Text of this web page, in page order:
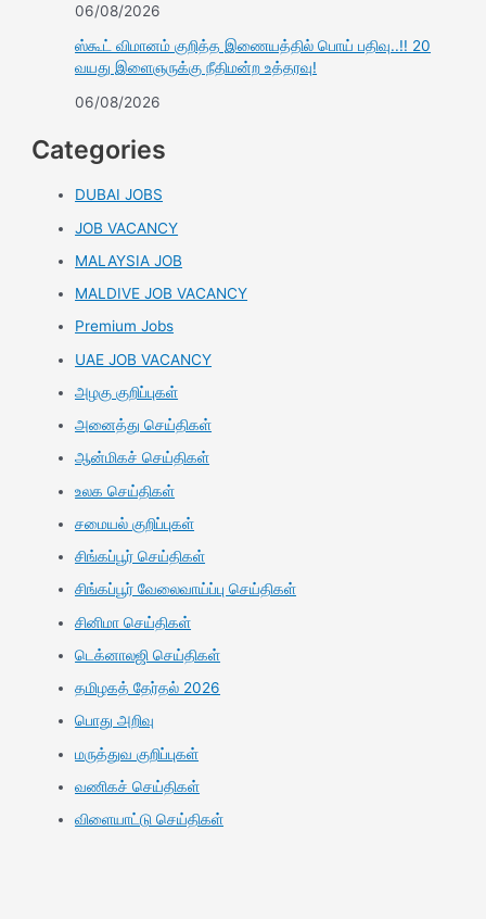
06/08/2026
ஸ்கூட் விமானம் குறித்த இணையத்தில் பொய் பதிவு..!! 20
வயது இளைஞருக்கு நீதிமன்ற உத்தரவு!
06/08/2026
Categories
DUBAI JOBS
JOB VACANCY
MALAYSIA JOB
MALDIVE JOB VACANCY
Premium Jobs
UAE JOB VACANCY
அழகு குறிப்புகள்
அனைத்து செய்திகள்
ஆன்மிகச் செய்திகள்
உலக செய்திகள்
சமையல் குறிப்புகள்
சிங்கப்பூர் செய்திகள்
சிங்கப்பூர் வேலைவாய்ப்பு செய்திகள்
சினிமா செய்திகள்
டெக்னாலஜி செய்திகள்
தமிழகத் தேர்தல் 2026
பொது அறிவு
மருத்துவ குறிப்புகள்
வணிகச் செய்திகள்
விளையாட்டு செய்திகள்